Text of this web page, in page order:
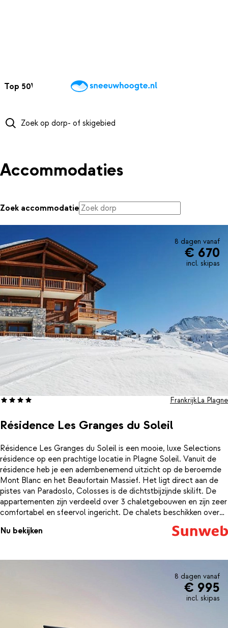
Top 50Webcams WintersportweerKaarten
Accommodaties
Zoek accommodatie
8 dagen vanaf
€ 670
incl. skipas
Résidence Les Granges du Soleil
FrankrijkLa Plagne
Résidence Les Granges du Soleil is een mooie, luxe Selections
résidence op een prachtige locatie in Plagne Soleil. Vanuit de
résidence heb je een adembenemend uitzicht op de beroemde
Mont Blanc en het Beaufortain Massief. Het ligt direct aan de
pistes van Paradoslo, Colosses is de dichtstbijzijnde skilift. De
appartementen zijn verdeeld over 3 chaletgebouwen en zijn zeer
comfortabel en sfeervol ingericht. De chalets beschikken over
een volledig uitgeruste keuken. Wil je toch liever een keer uit
eten? Het gezellige centrum van Plagne Soleil ligt op slechts 50
in de jacuzzi, sauna en hammam of neem een duik in het
verwarmde zwembad. Résidence Les Granges du Solei biedt
alles wat je nodig hebt voor een relaxte wintersportvakantie.
Nu bekijken
8 dagen vanaf
€ 995
incl. skipas